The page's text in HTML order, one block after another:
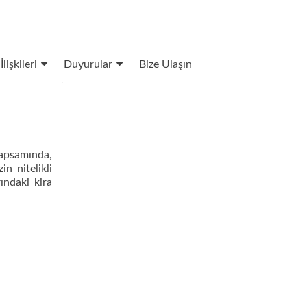
İlişkileri Duyurular Bize Ulaşın
nitelikli
kira